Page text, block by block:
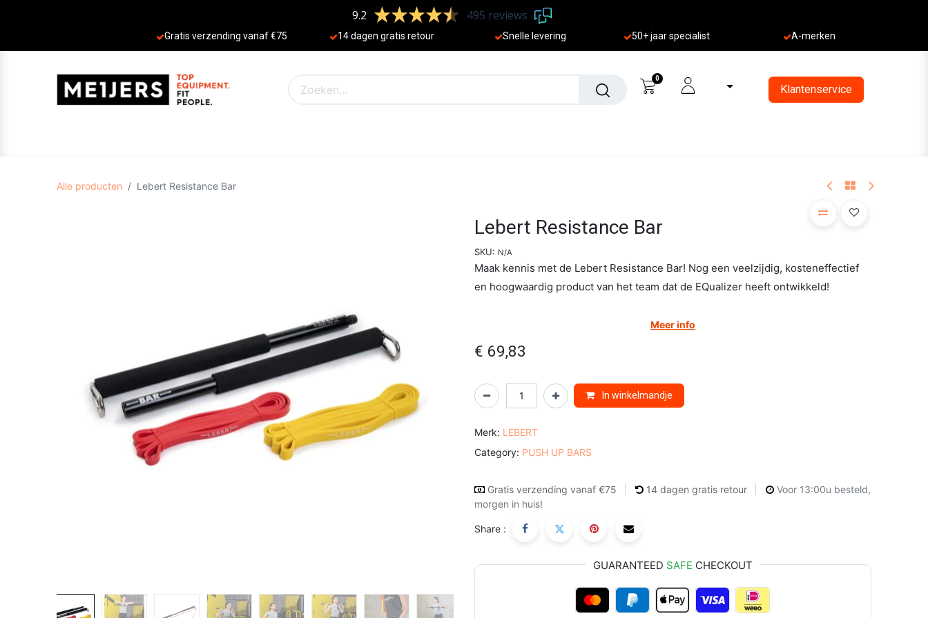
9.2 495 reviews
Gratis verzending vanaf €75 14 dagen gratis retour Sne lle levering 50+ jaar specialist A-merken
0
Klantenservice
Alle producten Lebert Resistance Bar
Lebert Resistance Bar
SKU: N/A
Maak kennis met de Lebert Resistance Bar! Nog een veelzijdig, kosteneffectief
en hoogwaardig product van het team dat de EQualizer heeft ontwikkeld!
Meer info
€ 69,83
In winkelmandje
Merk: LEBERT
Category: PUSH UP BARS
Gratis verzending vanaf €75 14 dagen gratis retour
Voor 13:00u besteld,
morgen in huis!
Share :
GUARANTEED SAFE CHECKOUT